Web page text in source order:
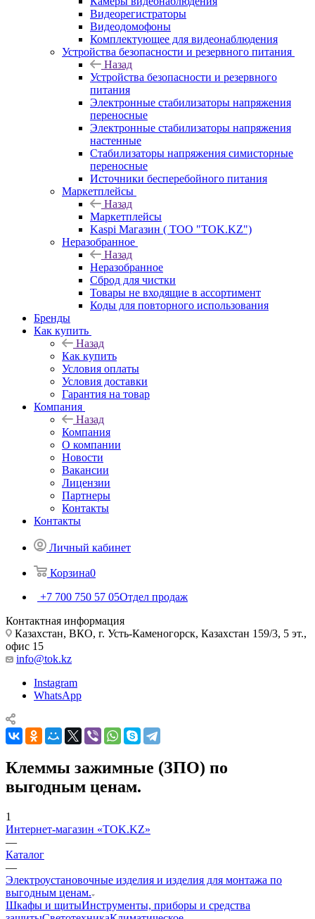
Видеорегистраторы
Видеодомофоны
Комплектующее для видеонаблюдения
Устройства безопасности и резервного питания
Назад
Устройства безопасности и резервного
питания
Электронные стабилизаторы напряжения
переносные
Электронные стабилизаторы напряжения
настенные
Стабилизаторы напряжения симисторные
переносные
Источники бесперебойного питания
Маркетплейсы
Назад
Маркетплейсы
Kaspi Магазин ( ТОО "TOK.KZ")
Неразобранное
Назад
Неразобранное
Сброд для чистки
Товары не входящие в ассортимент
Коды для повторного использования
Бренды
Как купить
Назад
Как купить
Условия оплаты
Условия доставки
Гарантия на товар
Компания
Назад
Компания
О компании
Новости
Вакансии
Лицензии
Партнеры
Контакты
Контакты
Личный кабинет
Корзина0
+7 700 750 57 05Отдел продаж
Контактная информация
Казахстан, ВКО, г. Усть-Каменогорск, Казахстан 159/3, 5 эт.,
офис 15
info@tok.kz
Instagram
WhatsApp
Клеммы зажимные (ЗПО) по
выгодным ценам.
1
Интернет-магазин «TOK.KZ»
—
Каталог
—
Электроустановочные изделия и изделия для монтажа по
выгодным ценам.
Шкафы и щитыИнструменты, приборы и средства